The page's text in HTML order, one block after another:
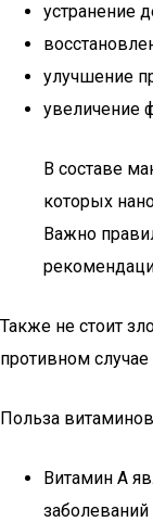
устранение
улучшение
увеличение
В составе
которых
Важно
Также не стоит
противном
Польза
Витамин А